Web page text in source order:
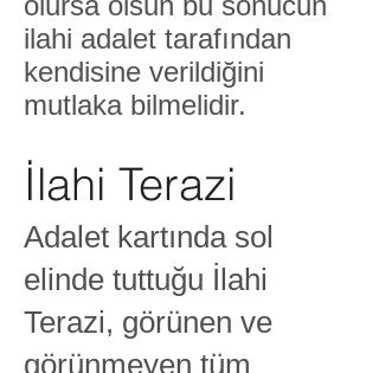
ilahi adalet tarafından
kendisine verildiğini
mutlaka bilmelidir.
İlahi Terazi
Adalet kartında sol
elinde tuttuğu İlahi
Terazi, görünen ve
görünmeyen tüm